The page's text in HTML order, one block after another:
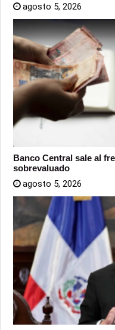
agosto 5, 2026
Banco Central sale al
sobrevaluado
agosto 5, 2026